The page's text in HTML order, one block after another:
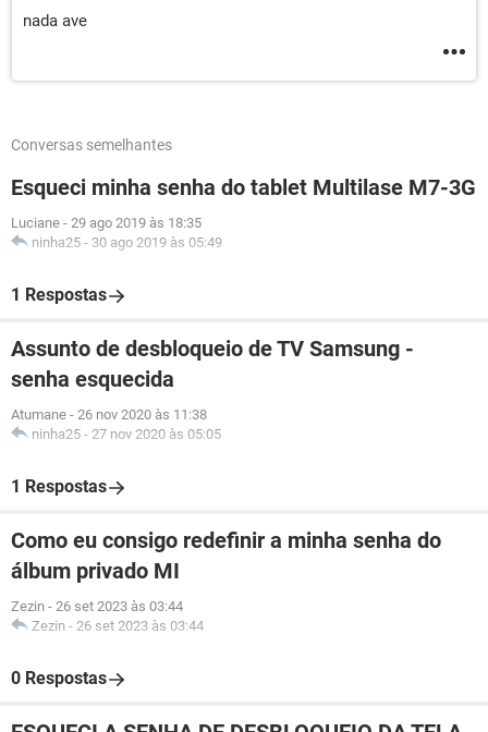
nada ave
Conversas semelhantes
Esqueci minha senha do tablet Multilase M7-3G
Luciane - 29 ago 2019 às 18:35
ninha25 - 30 ago 2019 às 05:49
1 Respostas
Assunto de desbloqueio de TV Samsung -
senha esquecida
Atumane - 26 nov 2020 às 11:38
ninha25 - 27 nov 2020 às 05:05
1 Respostas
Como eu consigo redefinir a minha senha do
álbum privado MI
Zezin - 26 set 2023 às 03:44
Zezin - 26 set 2023 às 03:44
0 Respostas